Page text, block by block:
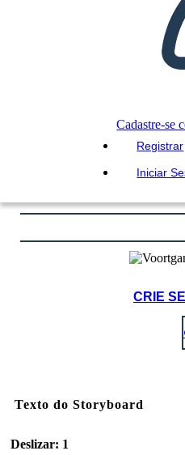
Cadastre-se
Registrar
Iniciar
CRIE
Texto do Storyboard
Deslizar: 1